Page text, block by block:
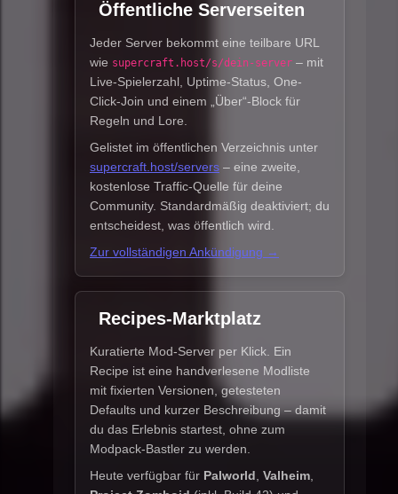
Öffentliche Serverseiten
Jeder Server bekommt eine teilbare URL
wie supercraft.host/s/dein-server – mit
Live-Spielerzahl, Uptime-Status, One-
Click-Join und einem „Über“-Block für
Regeln und Lore.
Gelistet im öffentlichen Verzeichnis unter
supercraft.host/servers – eine zweite,
kostenlose Traffic-Quelle für deine
Community. Standardmäßig deaktiviert; du
entscheidest, was öffentlich wird.
Zur vollständigen Ankündigung →
Recipes-Marktplatz
Kuratierte Mod-Server per Klick. Ein
Recipe ist eine handverlesene Modliste
mit fixierten Versionen, getesteten
Defaults und kurzer Beschreibung – damit
du das Erlebnis startest, ohne zum
Modpack-Bastler zu werden.
Heute verfügbar für Palworld Valheim